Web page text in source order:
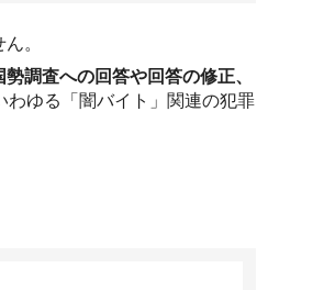
。
調査への回答や回答の修正、
わゆる「闇バイト」関連の犯罪